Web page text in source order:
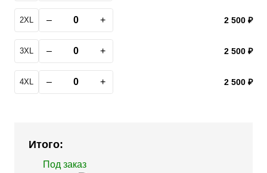
2XL – + 2 500 ₽
3XL – + 2 500 ₽
4XL – + 2 500 ₽
Итого:
Под заказ